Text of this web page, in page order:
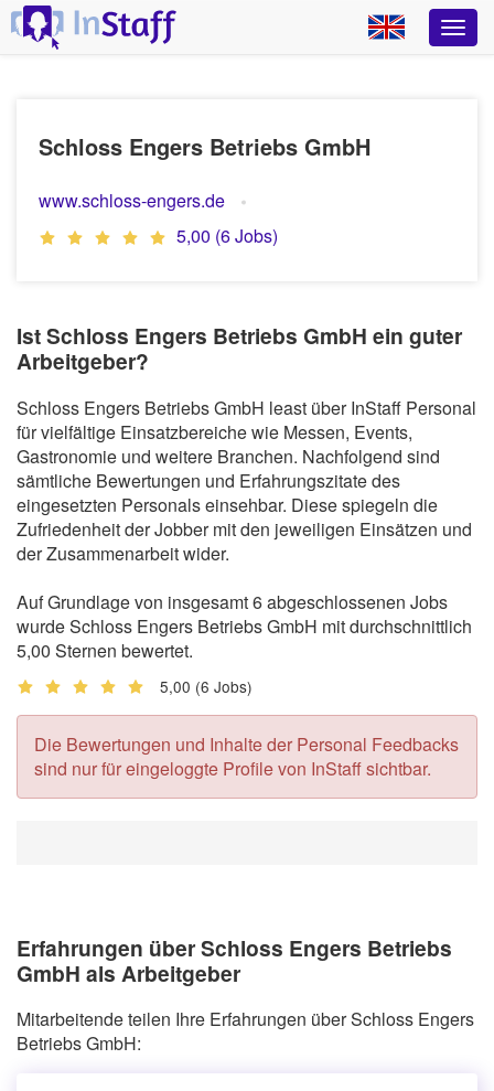
Schloss Engers Betriebs GmbH
www.schloss-engers.de
5,00 (6 Jobs)
Ist Schloss Engers Betriebs GmbH ein guter
Arbeitgeber?
Schloss Engers Betriebs GmbH least über InStaff Personal
für vielfältige Einsatzbereiche wie Messen, Events,
Gastronomie und weitere Branchen. Nachfolgend sind
sämtliche Bewertungen und Erfahrungszitate des
eingesetzten Personals einsehbar. Diese spiegeln die
Zufriedenheit der Jobber mit den jeweiligen Einsätzen und
der Zusammenarbeit wider.
Auf Grundlage von insgesamt 6 abgeschlossenen Jobs
wurde Schloss Engers Betriebs GmbH mit durchschnittlich
5,00 Sternen bewertet.
5,00 (6 Jobs)
Die Bewertungen und Inhalte der Personal Feedbacks
sind nur für eingeloggte Profile von InStaff sichtbar.
Erfahrungen über Schloss Engers Betriebs
GmbH als Arbeitgeber
Mitarbeitende teilen Ihre Erfahrungen über Schloss Engers
Betriebs GmbH: